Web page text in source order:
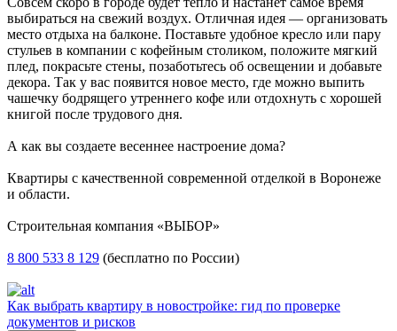
выбираться на свежий воздух. Отличная идея — организовать
место отдыха на балконе. Поставьте удобное кресло или пару
стульев в компании с кофейным столиком, положите мягкий
плед, покрасьте стены, позаботьтесь об освещении и добавьте
декора. Так у вас появится новое место, где можно выпить
чашечку бодрящего утреннего кофе или отдохнуть с хорошей
книгой после трудового дня.
А как вы создаете весеннее настроение дома?
Квартиры с качественной современной отделкой в Воронеже
и области.
Строительная компания «ВЫБОР»
8 800 533 8 129 (бесплатно по России)
Как выбрать квартиру в новостройке: гид по проверке
документов и рисков